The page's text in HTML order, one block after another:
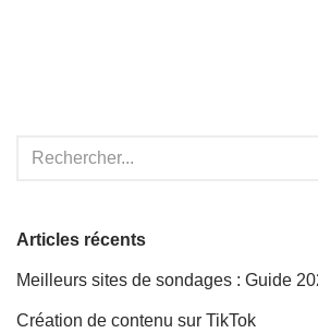
Articles récents
Meilleurs sites de sondages : Guide
Création de contenu sur TikTok